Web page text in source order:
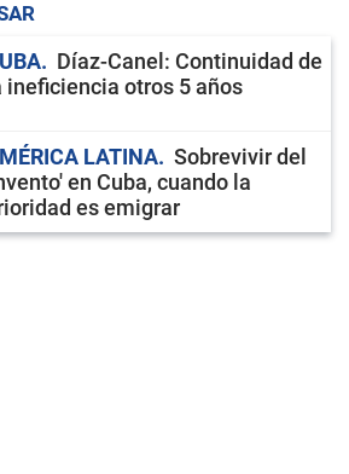
Díaz-Canel: Continuidad de
ineficiencia otros 5 años
LATINA
Sobrevivir del
en Cuba, cuando la
es emigrar